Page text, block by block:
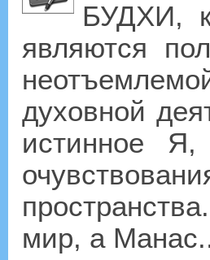
БУДХИ,
являются
духовной
истинное
мир, а